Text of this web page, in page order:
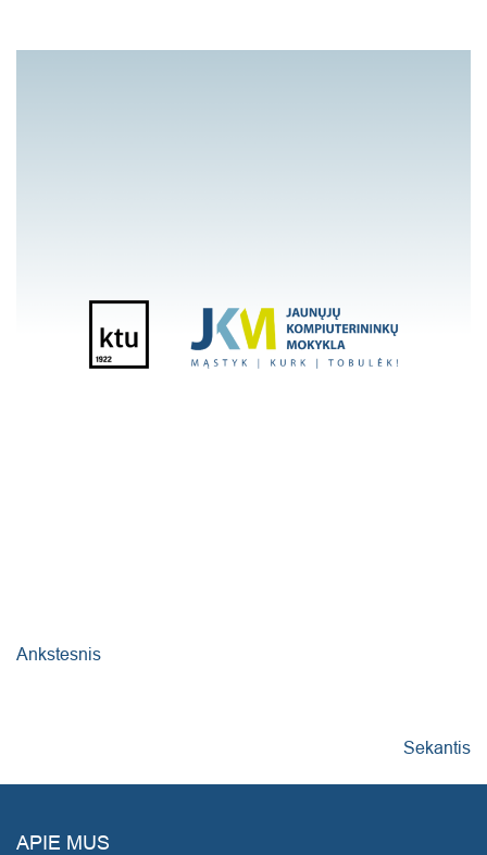
Ankstesnis
Sekantis
APIE MUS